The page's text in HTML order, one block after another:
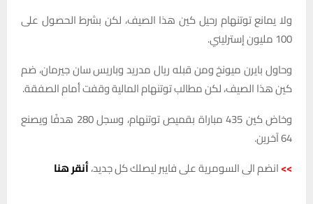
ولا يمانع توتنهام رحيل كين هذا الصيف، لكن بشرط الحصول على
100 مليون إسترليني.
وحاول بايرن ميونخ ومن قبله ريال مدريد وباريس سان جيرمان، ضم
كين هذا الصيف، لكن مطالب توتنهام المالية وقفت أمام الصفقة.
وخاض كين 435 مباراة بقميص توتنهام، وسجل 280 هدفًا ويصنع
64 آخرين.
>>انضم الى السومرية على فايبر ليصلك كل جديد،أنقر هنا